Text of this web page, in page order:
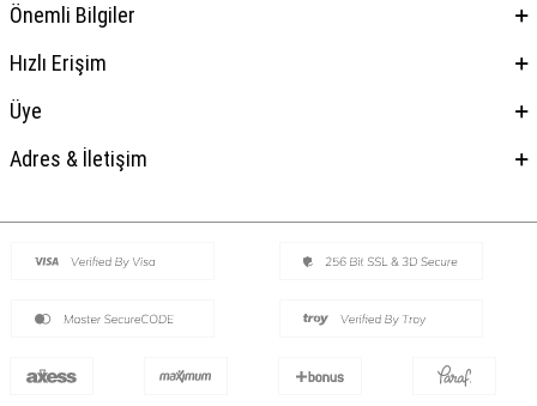
Önemli Bilgiler
Hızlı Erişim
Üye
Adres & İletişim